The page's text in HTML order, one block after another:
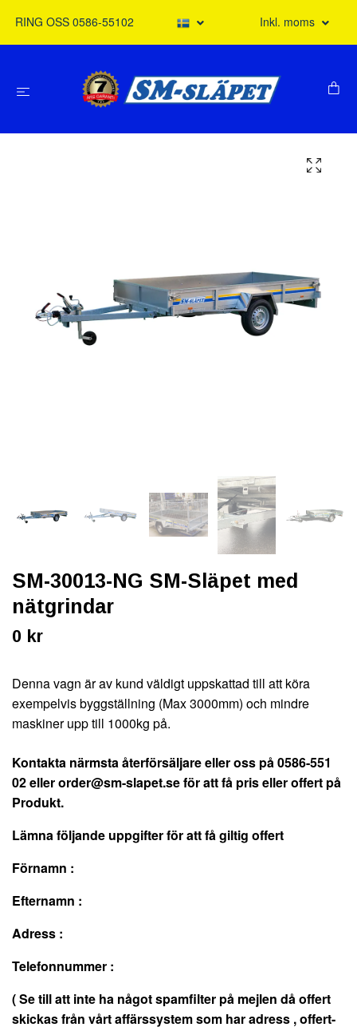
RING OSS 0586-55102 Inkl. moms
SM-30013-NG SM-Släpet med
nätgrindar
0 kr
Denna vagn är av kund väldigt uppskattad till att köra
exempelvis byggställning (Max 3000mm) och mindre
maskiner upp till 1000kg på.
Kontakta närmsta återförsäljare eller oss på 0586-551
02 ellerorder@sm-slapet.seför att få pris eller offert på
Produkt.
Lämna följande uppgifter för att få giltig offert
Förnamn :
Efternamn :
Adress :
Telefonnummer :
( Se till att inte ha något spamfilter på mejlen då offert
skickas från vårt affärssystem som har adress ,offert-